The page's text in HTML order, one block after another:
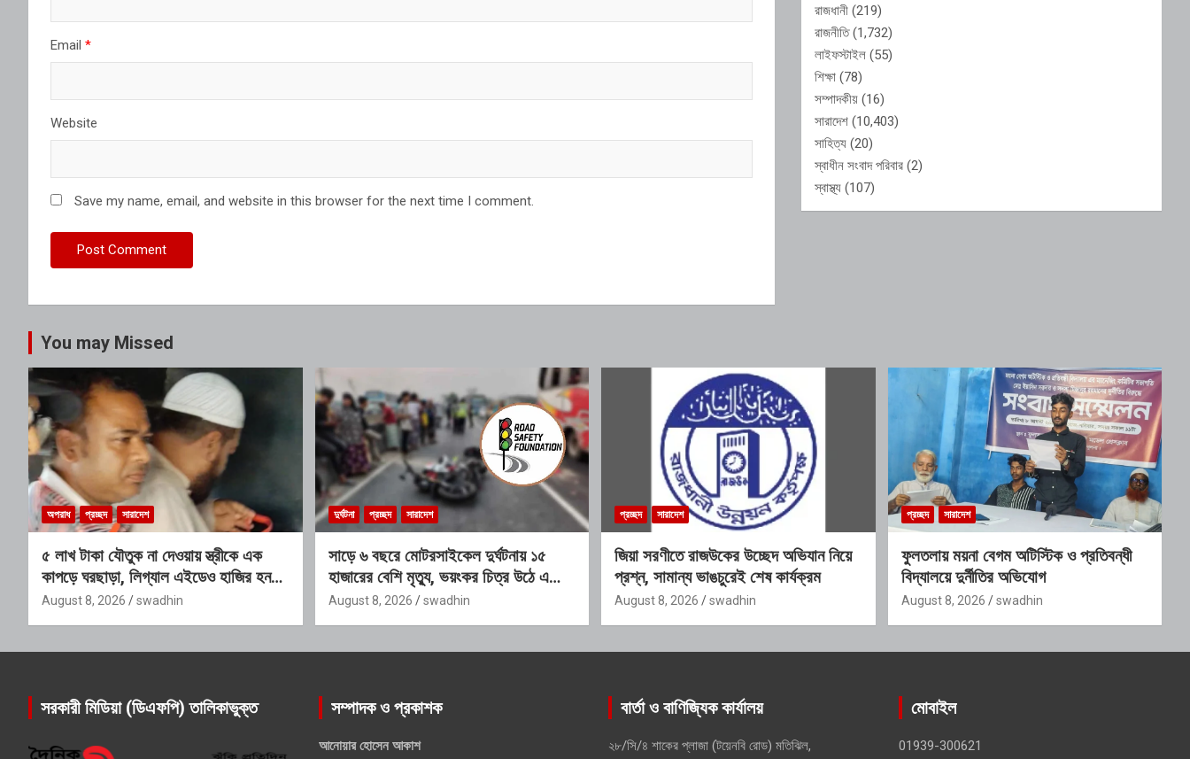
Email *
Website
Save my name, email, and website in this browser for the next time I comment.
রাজধানী (219)
রাজনীতি(1,732)
লাইফস্টাইল (55)
শিক্ষা (78)
সম্পাদকীয় (16)
সারাদেশ (10,403)
সাহিত্য (20)
স্বাধীন সংবাদ পরিবার (2)
স্বাস্থ্য (107)
You may Missed
অপরাধ প্রচ্ছদ সারাদেশ
৫ লাখ টাকা যৌতুক না দেওয়ায় স্ত্রীকে এক
কাপড়ে ঘরছাড়া, লিগ্যাল এইডেও হাজির হননি
স্বামী
August 8, 2026 swadhin
দুর্ঘটনা প্রচ্ছদ সারাদেশ
সাড়ে ৬ বছরে মোটরসাইকেল দুর্ঘটনায় ১৫
হাজারের বেশি মৃত্যু, ভয়ংকর চিত্র উঠে এলো
প্রতিবেদনে
August 8, 2026 swadhin
প্রচ্ছদ সারাদেশ
জিয়া সরণীতে রাজউকের উচ্ছেদ অভিযান নিয়ে
প্রশ্ন, সামান্য ভাঙচুরেই শেষ কার্যক্রম
August 8, 2026 swadhin
প্রচ্ছদ সারাদেশ
ফুলতলায় ময়না বেগম অটিস্টিক ও প্রতিবন্ধী
বিদ্যালয়ে দুর্নীতির অভিযোগ
August 8, 2026 swadhin
সরকারী মিডিয়া (ডিএফপি) তালিকাভুক্ত সম্পাদক ও প্রকাশক
আনোয়ার হোসেন আকাশ
বার্তা ও বাণিজ্যিক কার্যালয়
২৮/সি/৪ শাকের প্লাজা (টয়েনবি রোড) মতিঝিল,
মোবাইল
01939-300621